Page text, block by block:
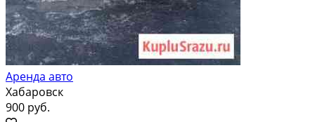
Аренда авто
Хабаровск
900 руб.